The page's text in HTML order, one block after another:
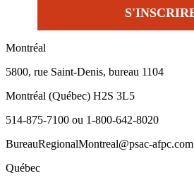
Montréal
5800, rue Saint-Denis, bureau 1104
Montréal (Québec) H2S 3L5
514-875-7100 ou 1-800-642-8020
BureauRegionalMontreal@psac-afpc.com
Québec